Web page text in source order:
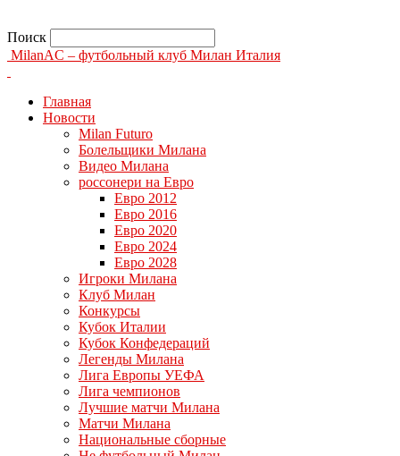
Поиск
MilanAC – футбольный клуб Милан Италия
Главная
Новости
Milan Futuro
Болельщики Милана
Видео Милана
россонери на Евро
Евро 2012
Евро 2016
Евро 2020
Евро 2024
Евро 2028
Игроки Милана
Клуб Милан
Конкурсы
Кубок Италии
Кубок Конфедераций
Легенды Милана
Лига Европы УЕФА
Лига чемпионов
Лучшие матчи Милана
Матчи Милана
Национальные сборные